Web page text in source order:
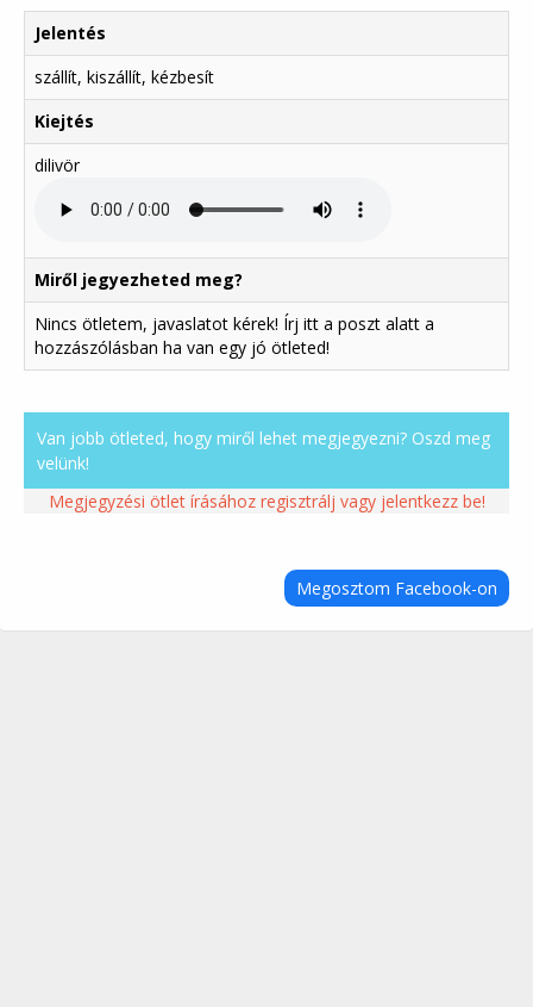
Jelentés
szállít, kiszállít, kézbesít
Kiejtés
dilivör
Miről jegyezheted meg?
Nincs ötletem, javaslatot kérek! Írj itt a poszt alatt a
hozzászólásban ha van egy jó ötleted!
Van jobb ötleted, hogy miről lehet megjegyezni? Oszd meg
velünk!
Megjegyzési ötlet írásához regisztrálj vagy jelentkezz be!
Megosztom Facebook-on